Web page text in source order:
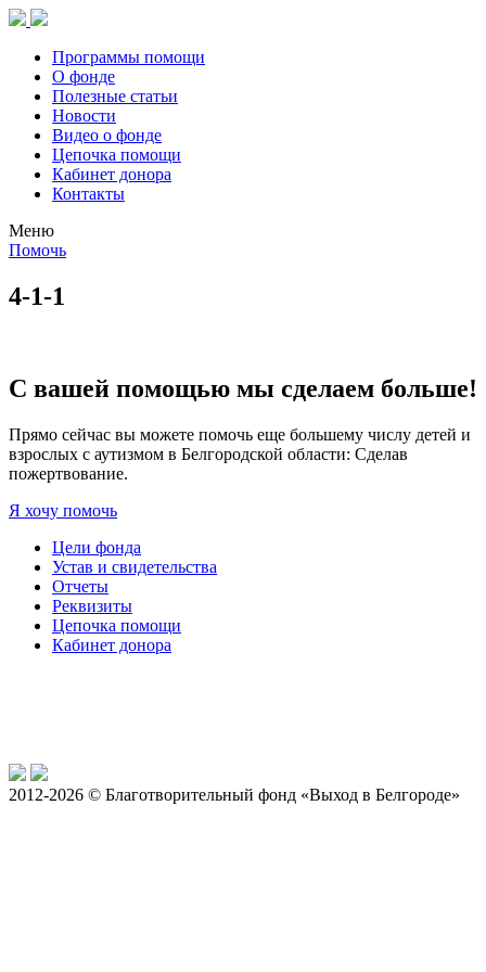
Программы помощи
О фонде
Полезные статьи
Новости
Видео о фонде
Цепочка помощи
Кабинет донора
Контакты
Меню
Помочь
4-1-1
С вашей помощью мы сделаем больше!
Прямо сейчас вы можете помочь еще большему числу детей и
взрослых с аутизмом в Белгородской области: Сделав
пожертвование.
Я хочу помочь
Цели фонда
Устав и свидетельства
Отчеты
Реквизиты
Цепочка помощи
Кабинет донора
2012-2026 © Благотворительный фонд «Выход в Белгороде»